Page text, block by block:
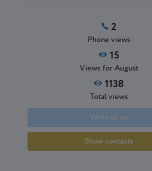
2
Phone views
15
Views for August
1138
Total views
Write to us
Show contacts